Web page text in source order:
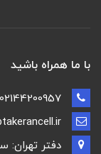
با ما همراه باشید
دفتر تهران: